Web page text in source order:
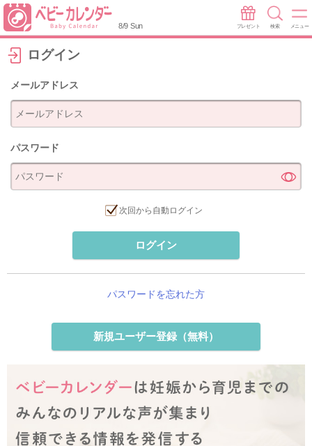
8/9 Sun プレゼント 検索 メニュー
ログイン
メールアドレス
パスワード
次回から自動ログイン
ログイン
パスワードを忘れた方
新規ユーザー登録（無料）